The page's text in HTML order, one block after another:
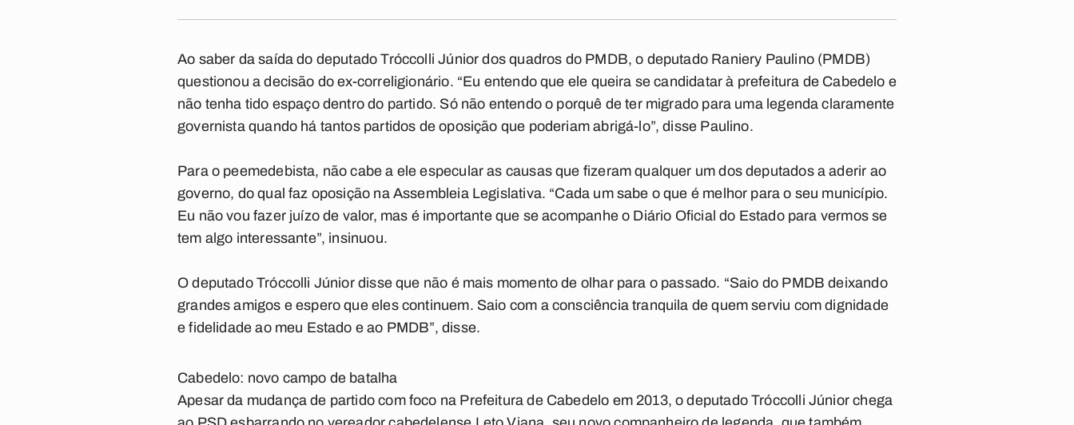
Ao saber da saída do deputado Tróccolli Júnior dos quadros do PMDB, o deputado Raniery Paulino (PMDB)
questionou a decisão do ex-correligionário. “Eu entendo que ele queira se candidatar à prefeitura de Cabedelo e
não tenha tido espaço dentro do partido. Só não entendo o porquê de ter migrado para uma legenda claramente
governista quando há tantos partidos de oposição que poderiam abrigá-lo”, disse Paulino.
Para o peemedebista, não cabe a ele especular as causas que fizeram qualquer um dos deputados a aderir ao
governo, do qual faz oposição na Assembleia Legislativa. “Cada um sabe o que é melhor para o seu município.
Eu não vou fazer juízo de valor, mas é importante que se acompanhe o Diário Oficial do Estado para vermos se
tem algo interessante”, insinuou.
O deputado Tróccolli Júnior disse que não é mais momento de olhar para o passado. “Saio do PMDB deixando
grandes amigos e espero que eles continuem. Saio com a consciência tranquila de quem serviu com dignidade
e fidelidade ao meu Estado e ao PMDB”, disse.
Cabedelo: novo campo de batalha
Apesar da mudança de partido com foco na Prefeitura de Cabedelo em 2013, o deputado Tróccolli Júnior chega